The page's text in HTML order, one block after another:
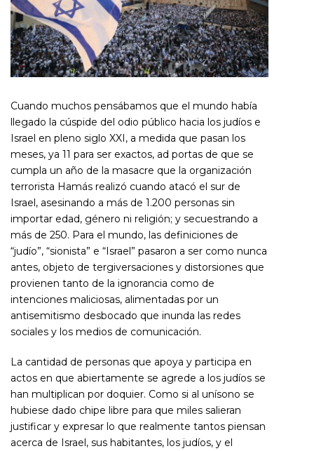
Cuando muchos pensábamos que el mundo había
llegado la cúspide del odio público hacia los judíos e
Israel en pleno siglo XXI, a medida que pasan los
meses, ya 11 para ser exactos, ad portas de que se
cumpla un año de la masacre que la organización
terrorista Hamás realizó cuando atacó el sur de
Israel, asesinando a más de 1.200 personas sin
importar edad, género ni religión; y secuestrando a
más de 250. Para el mundo, las definiciones de
“judío”, “sionista” e “Israel” pasaron a ser como nunca
antes, objeto de tergiversaciones y distorsiones que
provienen tanto de la ignorancia como de
intenciones maliciosas, alimentadas por un
antisemitismo desbocado que inunda las redes
sociales y los medios de comunicación.
La cantidad de personas que apoya y participa en
actos en que abiertamente se agrede a los judíos se
han multiplican por doquier. Como si al unísono se
hubiese dado chipe libre para que miles salieran
justificar y expresar lo que realmente tantos piensan
acerca de Israel, sus habitantes, los judíos, y el